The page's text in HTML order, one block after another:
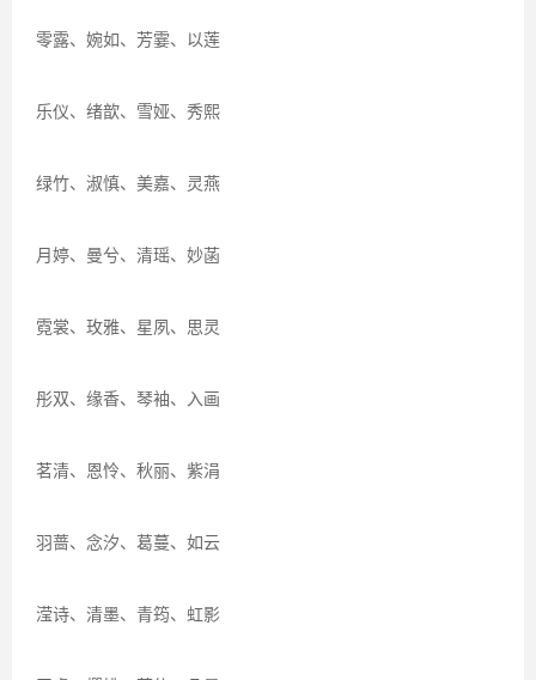
零露、婉如、芳霎、以莲
乐仪、绪歆、雪娅、秀熙
绿竹、淑慎、美嘉、灵燕
月婷、曼兮、清瑶、妙菡
霓裳、玫雅、星夙、思灵
彤双、缘香、琴袖、入画
茗清、恩怜、秋丽、紫涓
羽蔷、念汐、葛蔓、如云
滢诗、清墨、青筠、虹影